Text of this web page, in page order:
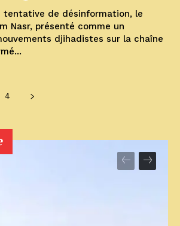
tentative de désinformation, le
Nasr, présenté comme un
djihadistes sur la chaîne
4